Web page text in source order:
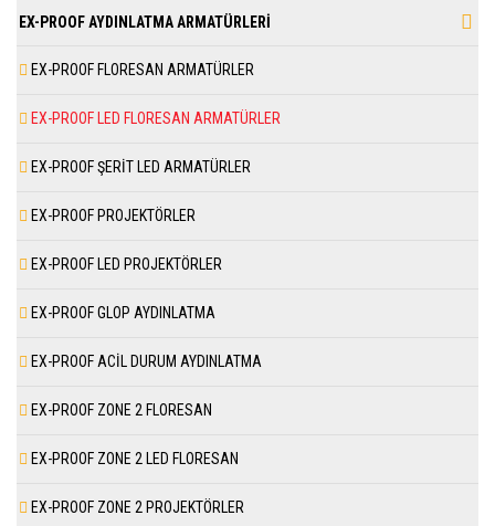
EX-PROOF AYDINLATMA ARMATÜRLERİ
EX-PROOF FLORESAN ARMATÜRLER
EX-PROOF LED FLORESAN ARMATÜRLER
EX-PROOF ŞERİT LED ARMATÜRLER
EX-PROOF PROJEKTÖRLER
EX-PROOF LED PROJEKTÖRLER
EX-PROOF GLOP AYDINLATMA
EX-PROOF ACİL DURUM AYDINLATMA
EX-PROOF ZONE 2 FLORESAN
EX-PROOF ZONE 2 LED FLORESAN
EX-PROOF ZONE 2 PROJEKTÖRLER